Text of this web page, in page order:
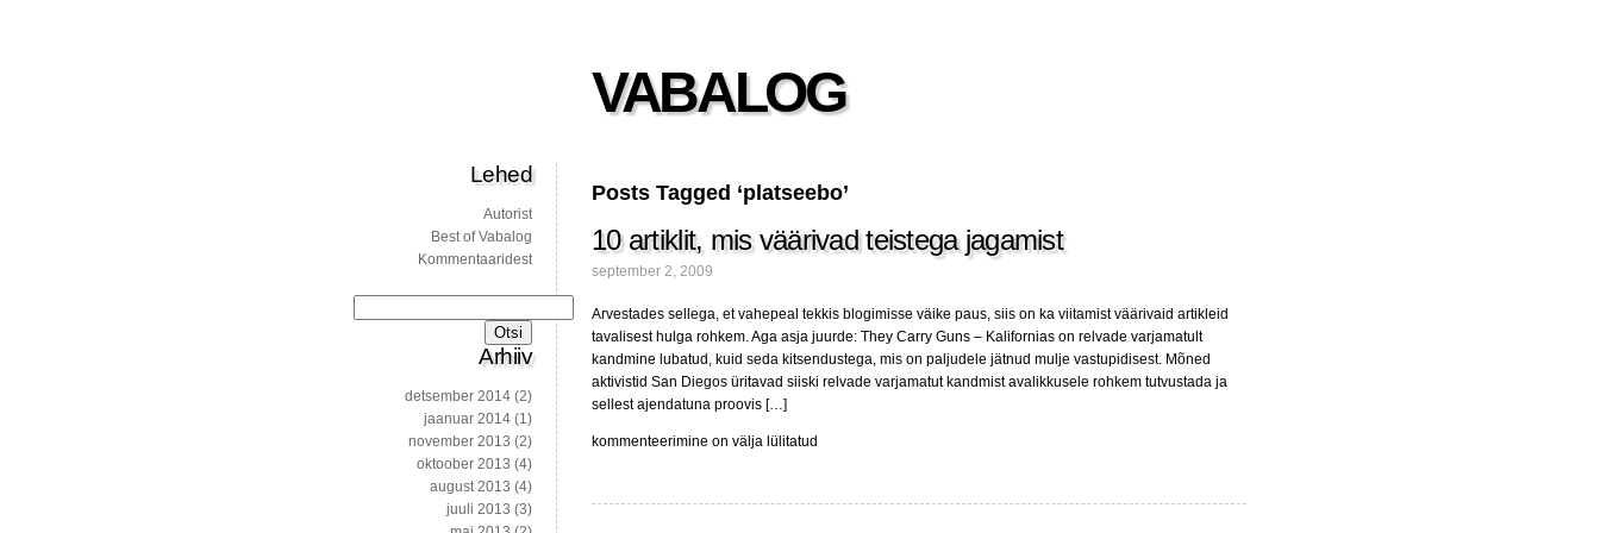
VABALOG
Posts Tagged ‘platseebo’
10 artiklit, mis väärivad teistega jagamist
september 2, 2009
Arvestades sellega, et vahepeal tekkis blogimisse väike paus, siis on ka viitamist väärivaid artikleid
tavalisest hulga rohkem. Aga asja juurde: They Carry Guns – Kalifornias on relvade varjamatult
kandmine lubatud, kuid seda kitsendustega, mis on paljudele jätnud mulje vastupidisest. Mõned
aktivistid San Diegos üritavad siiski relvade varjamatut kandmist avalikkusele rohkem tutvustada ja
sellest ajendatuna proovis […]
10
väärivad
kommenteerimine on välja lülitatud
Lehed
Autorist
Best of Vabalog
Kommentaaridest
Arhiiv
detsember 2014 (2)
jaanuar 2014 (1)
november 2013 (2)
oktoober 2013 (4)
august 2013 (4)
juuli 2013 (3)